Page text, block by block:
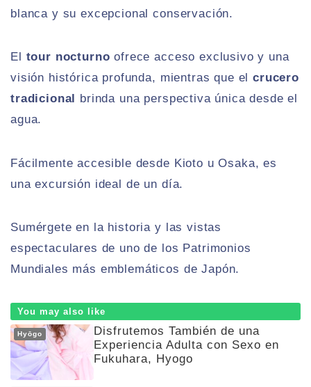
blanca y su excepcional conservación.
El tour nocturno ofrece acceso exclusivo y una
visión histórica profunda, mientras que elcrucero
tradicional
brinda una perspectiva única desde el
agua.
Fácilmente accesible desde Kioto u Osaka, es
una excursión ideal de un día.
Sumérgete en la historia y las vistas
espectaculares de uno de los Patrimonios
Mundiales más emblemáticos de Japón.
You may also like
Hyōgo
Disfrutemos También de una
Experiencia Adulta con Sexo en
Fukuhara, Hyogo